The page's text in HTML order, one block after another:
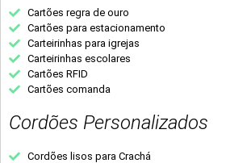
Cartões regra de ouro
Cartões para estacionamento
Carteirinhas para igrejas
Carteirinhas escolares
Cartões RFID
Cartões comanda
Cordões Personalizados
Cordões lisos para Crachá